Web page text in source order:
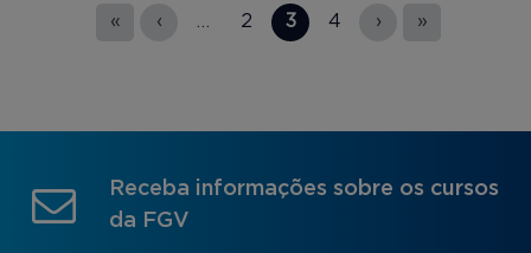
« ‹ 2 3 4 › »
Receba informações sobre os cursos
da FGV